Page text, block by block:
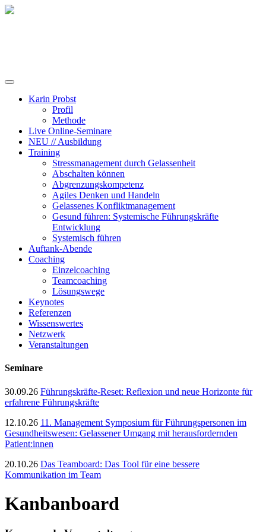
Karin Probst
Profil
Methode
Live Online-Seminare
NEU // Ausbildung
Training
Stressmanagement durch Gelassenheit
Abschalten können
Abgrenzungskompetenz
Agiles Denken und Handeln
Gelassenes Konfliktmanagement
Gesund führen: Systemische Führungskräfte
Entwicklung
Systemisch führen
Auftank-Abende
Coaching
Einzelcoaching
Teamcoaching
Lösungswege
Keynotes
Referenzen
Wissenswertes
Netzwerk
Veranstaltungen
Seminare
30.09.26 Führungskräfte-Reset: Reflexion und neue Horizonte für
erfahrene Führungskräfte
12.10.26 11. Management Symposium für Führungspersonen im
Gesundheitswesen: Gelassener Umgang mit herausfordernden
Patient:innen
20.10.26 Das Teamboard: Das Tool für eine bessere
Kommunikation im Team
Kanbanboard